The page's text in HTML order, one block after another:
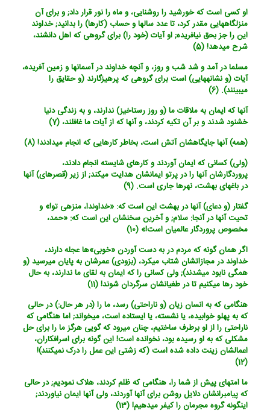
او کسی است که خورشید را روشنایی، و ماه را نور قرار داد; و برای آن
منزلگاه‏هایی مقدر کرد، تا عدد سالها و حساب (کارها) را بدانید; خداوند
این را جز بحق نیافریده; او آیات (خود را) برای گروهی که اهل دانشند،
شرح می‏دهد! (5)
مسلما در آمد و شد شب و روز، و آنچه خداوند در آسمانها و زمین آفریده،
آیات (و نشانه‏هایی) است برای گروهی که پرهیزگارند (و حقایق را
می‏بینند). (6)
آنها که ایمان به ملاقات ما (و روز رستاخیز) ندارند، و به زندگی دنیا
خشنود شدند و بر آن تکیه کردند، و آنها که از آیات ما غافلند، (7)
(همه) آنها جایگاهشان آتش است، بخاطر کارهایی که انجام می‏دادند! (8)
(ولی) کسانی که ایمان آوردند و کارهای شایسته انجام دادند،
پروردگارشان آنها را در پرتو ایمانشان هدایت می‏کند; از زیر (قصرهای) آنها
در باغهای بهشت، نهرها جاری است. (9)
گفتار (و دعای) آنها در بهشت این است که: «خداوندا، منزهی تو!» و
تحیت آنها در آنجا: سلام; و آخرین سخنشان این است که: «حمد،
مخصوص پروردگار عالمیان است!» (10)
اگر همان گونه که مردم در به دست آوردن «خوبی‏»ها عجله دارند،
خداوند در مجازاتشان شتاب می‏کرد، (بزودی) عمرشان به پایان می‏رسید (و
همگی نابود می‏شدند); ولی کسانی را که ایمان به لقای ما ندارند، به حال
خود رها می‏کنیم تا در طغیانشان سرگردان شوند! (11)
هنگامی که به انسان زیان (و ناراحتی) رسد، ما را (در هر حال:) در حالی
که به پهلو خوابیده، یا نشسته، یا ایستاده است، می‏خواند; اما هنگامی که
ناراحتی را از او برطرف ساختیم، چنان می‏رود که گویی هرگز ما را برای حل
مشکلی که به او رسیده بود، نخوانده است! این گونه برای اسرافکاران،
اعمالشان زینت داده شده است (که زشتی این عمل را درک نمی‏کنند)!
(12)
ما امتهای پیش از شما را، هنگامی که ظلم کردند، هلاک نمودیم; در حالی
که پیامبرانشان دلایل روشن برای آنها آوردند، ولی آنها ایمان نیاوردند;
این‏گونه گروه مجرمان را کیفر می‏دهیم! (13)